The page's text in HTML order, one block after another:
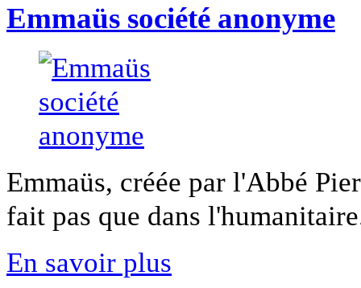
Emmaüs société anonyme
Emmaüs, créée par l'Abbé
fait pas que dans
En savoir plus